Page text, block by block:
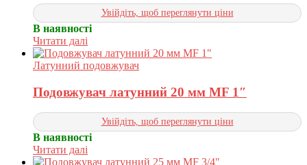
Увійдіть, щоб переглянути ціни
В наявності
Читати далі
Латунний подовжувач
Подовжувач латунний 20 мм MF 1″
Увійдіть, щоб переглянути ціни
В наявності
Читати далі